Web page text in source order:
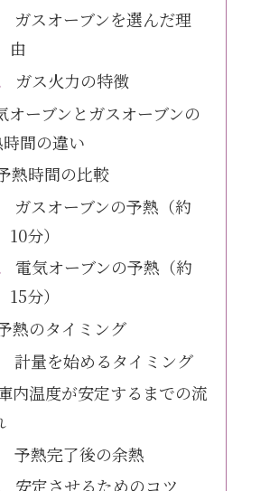
ガスオーブンを選んだ理
由
ガス火力の特徴
オーブンとガスオーブンの
間の違い
熱時間の比較
ガスオーブンの予熱（約
10分）
電気オーブンの予熱（約
15分）
熱のタイミング
計量を始めるタイミング
内温度が安定するまでの流
予熱完了後の余熱
安定させるためのコツ